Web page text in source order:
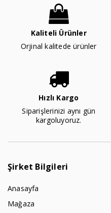
Kaliteli Ürünler
Orjinal kalitede ürünler
Hızlı Kargo
Siparişlerinizi aynı gün
kargoluyoruz.
Şirket Bilgileri
Anasayfa
Mağaza